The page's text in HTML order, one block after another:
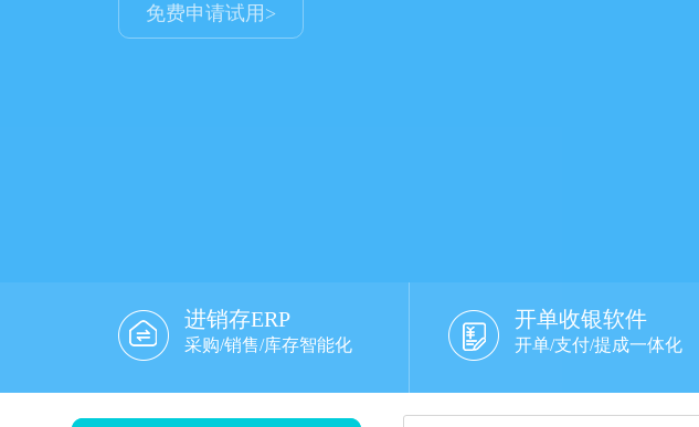
免费申请试用>
免费申请试用>
进销存ERP
采购/销售/库存智能化
开单收银软件
开单/支付/提成一体化